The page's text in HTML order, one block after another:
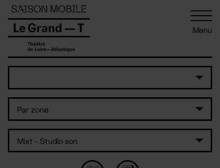
Menu
Panneau de gestion des cookies